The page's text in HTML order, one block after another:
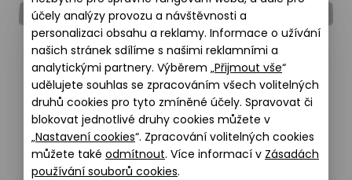
účely analýzy provozu a návštěvnosti a
personalizaci obsahu a reklamy. Informace o užívání
našich stránek sdílíme s našimi reklamními a
analytickými partnery. Výběrem „Přijmout vše“
udělujete souhlas se zpracováním všech volitelných
druhů cookies pro tyto zmíněné účely. Spravovat či
blokovat jednotlivé druhy cookies můžete v
„Nastavení cookies“. Zpracování volitelných cookies
můžete také odmítnout. Více informací v Zásadách
používání souborů cookies.